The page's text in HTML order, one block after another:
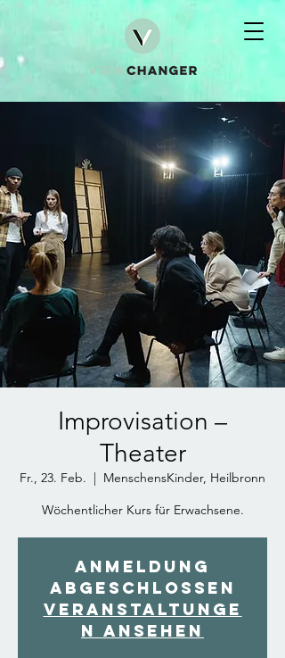
Improvisation –
Theater
Fr., 23. Feb.
  |
MenschensKinder, Heilbronn
Wöchentlicher Kurs für Erwachsene.
Anmeldung
abgeschlossen
Veranstaltunge
n ansehen